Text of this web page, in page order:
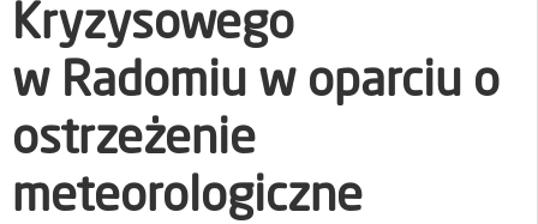
Kryzysowego
w Radomiu w oparciu o
ostrzeżenie
meteorologiczne